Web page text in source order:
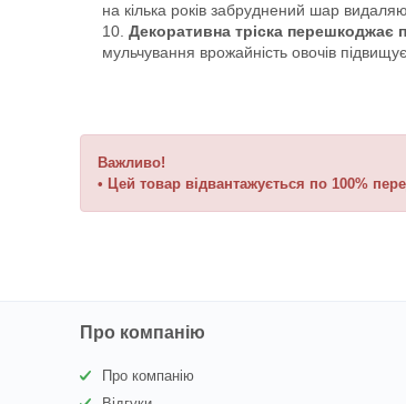
на кілька років забруднений шар
Декоративна тріска перешкоджає
мульчування врожайність овочів
Важливо!
• Цей товар відвантажується по 100%
Про компанію
Про компанію